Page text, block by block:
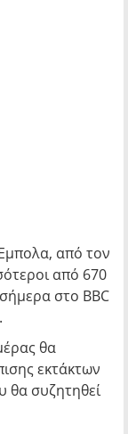
από τον
από 670
στο BBC
θα
εκτάκτων
θα συζητηθεί